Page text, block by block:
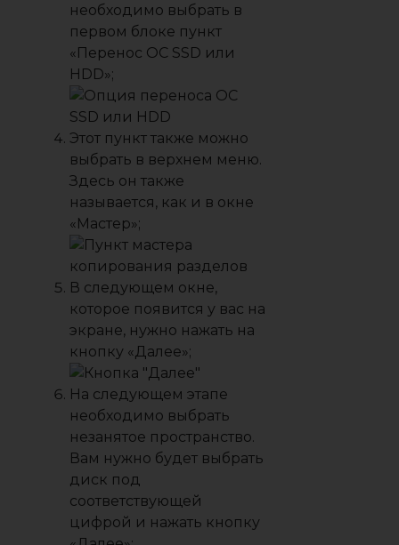
необходимо выбрать в
первом блоке пункт
«Перенос ОС SSD или
HDD»;
Этот пункт также можно
выбрать в верхнем меню.
Здесь он также
называется, как и в окне
«Мастер»;
В следующем окне,
которое появится у вас на
экране, нужно нажать на
кнопку «Далее»;
На следующем этапе
необходимо выбрать
незанятое пространство.
Вам нужно будет выбрать
диск под
соответствующей
цифрой и нажать кнопку